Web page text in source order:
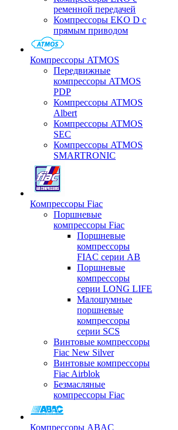
ременной передачей
Компрессоры EKO D с
прямым приводом
Компрессоры ATMOS
Передвижные
компрессоры ATMOS
PDP
Компрессоры ATMOS
Albert
Компрессоры ATMOS
SEC
Компрессоры ATMOS
SMARTRONIC
Компрессоры Fiac
Поршневые
компрессоры Fiac
Поршневые
компрессоры
FIAC серии AB
Поршневые
компрессоры
серии LONG LIFE
Малошумные
поршневые
компрессоры
серии SCS
Винтовые компрессоры
Fiac New Silver
Винтовые компрессоры
Fiac Airblok
Безмасляные
компрессоры Fiac
Компрессоры ABAC